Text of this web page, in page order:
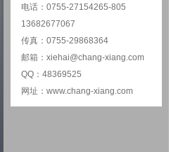
电话：0755-27154265-805
13682677067
传真：0755-29868364
邮箱：xiehai@chang-xiang.com
QQ：48369525
网址：www.chang-xiang.com